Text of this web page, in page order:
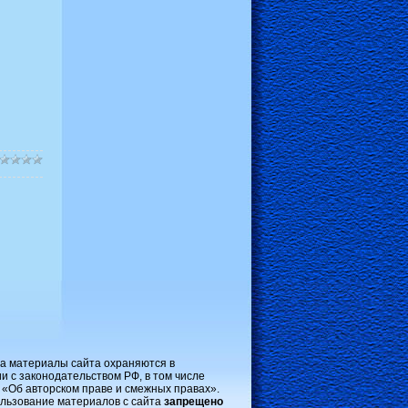
материалы сайта охраняются в
с законодательством РФ, в том числе
авторском праве и смежных правах».
материалов с сайта запрещено